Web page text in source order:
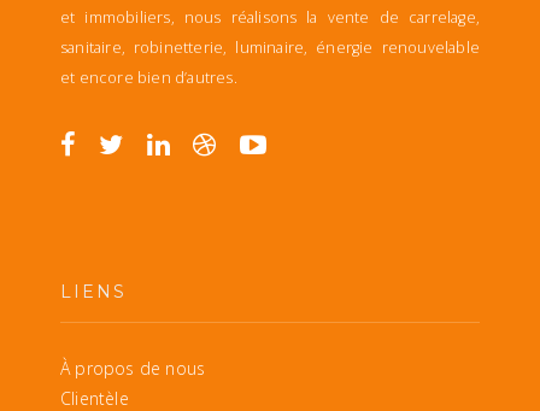
et immobiliers, nous réalisons la vente de carrelage,
sanitaire, robinetterie, luminaire, énergie renouvelable
et encore bien d’autres.
LIENS
À propos de nous
Clientèle